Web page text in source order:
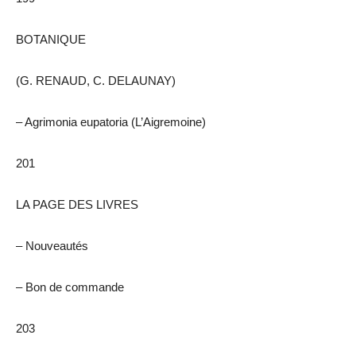
BOTANIQUE
(G. RENAUD, C. DELAUNAY)
– Agrimonia eupatoria (L’Aigremoine)
201
LA PAGE DES LIVRES
– Nouveautés
– Bon de commande
203